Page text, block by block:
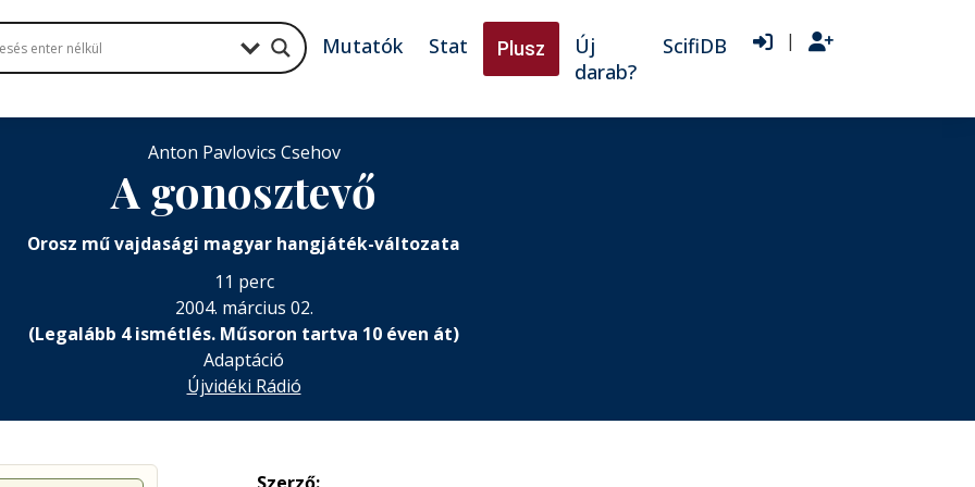
Mutatók Stat Plusz
Új
darab?
ScifiDB |
Anton Pavlovics Csehov
A gonosztevő
Orosz mű vajdasági magyar hangjáték-változata
11 perc
2004. március 02.
(Legalább 4 ismétlés. Műsoron tartva 10 éven át)
Adaptáció
Újvidéki Rádió